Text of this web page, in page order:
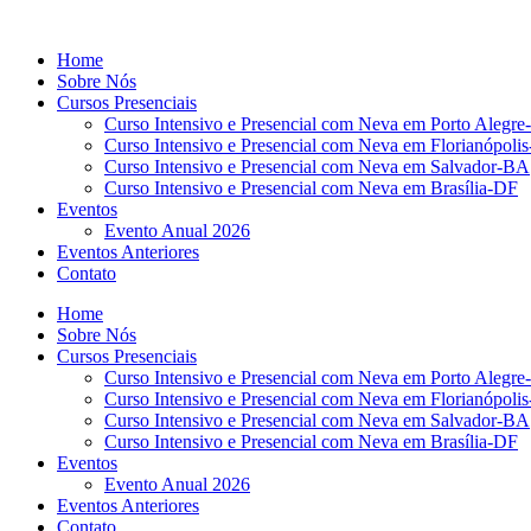
conteúdo
Home
Sobre Nós
Cursos Presenciais
Curso Intensivo e Presencial com Neva em Porto
Curso Intensivo e Presencial com Neva em
Curso Intensivo e Presencial com Neva em Salvador-BA
Curso Intensivo e Presencial com Neva em Brasília-DF
Eventos
Evento Anual 2026
Eventos Anteriores
Contato
Home
Sobre Nós
Cursos Presenciais
Curso Intensivo e Presencial com Neva em Porto
Curso Intensivo e Presencial com Neva em
Curso Intensivo e Presencial com Neva em Salvador-BA
Curso Intensivo e Presencial com Neva em Brasília-DF
Eventos
Evento Anual 2026
Eventos Anteriores
Contato